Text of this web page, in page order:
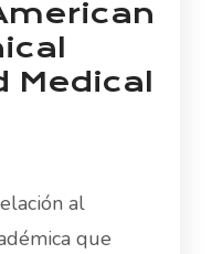
Medical
al
que